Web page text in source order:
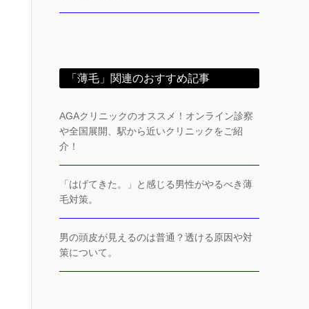
「薄毛」関連のおすすめ記事
AGAクリニックのオススメ！オンライン診察
や全国展開、駅から近いクリニックをご紹
介！
「はげてきた。」と感じる男性がやるべき薄
毛対策。
男の頭皮が見えるのは普通？透ける原因や対
策について。